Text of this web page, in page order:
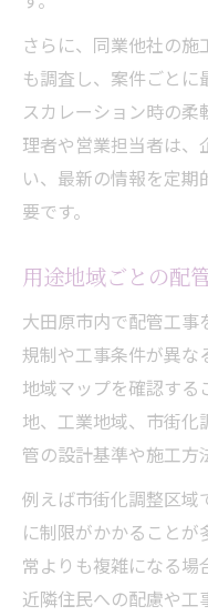
さらに、同業他社の
も調査し、案件ごと
スカレーション時の柔
理者や営業担当者は、
い、最新の情報を定
要です。
用途地域ごとの配
大田原市内で配管工事
規制や工事条件が異な
地域マップを確認する
地、工業地域、市街化
管の設計基準や施工方
例えば市街化調整区域
に制限がかかること
常よりも複雑になる場
近隣住民への配慮や工